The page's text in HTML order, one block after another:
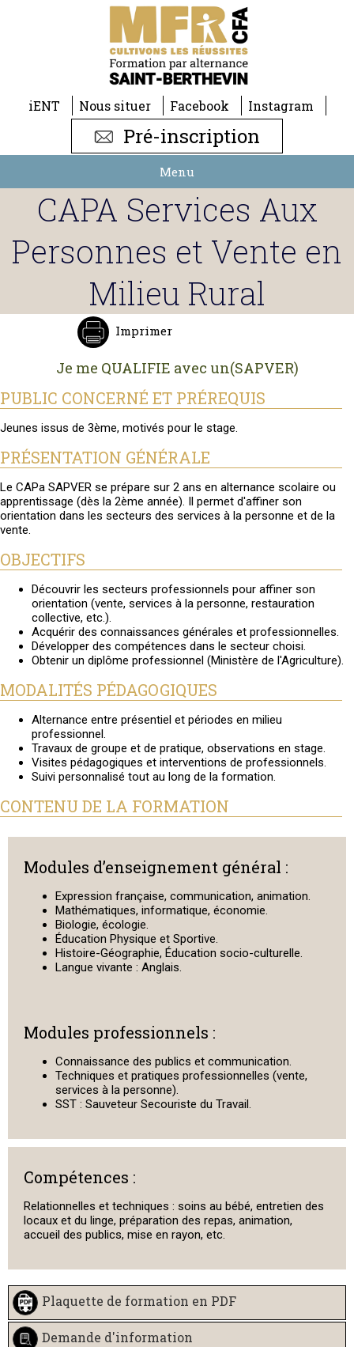
iENT Nous situer Facebook Instagram
Pré-inscription
Menu
CAPA Services Aux
Personnes et Vente en
Milieu Rural
Imprimer
Je me QUALIFIE avec un(SAPVER)
PUBLIC CONCERNÉ ET PRÉREQUIS
Jeunes issus de 3ème, motivés pour le stage.
PRÉSENTATION GÉNÉRALE
Le CAPa SAPVER se prépare sur 2 ans en alternance scolaire ou
apprentissage (dès la 2ème année). Il permet d'affiner son
orientation dans les secteurs des services à la personne et de la
vente.
OBJECTIFS
Découvrir les secteurs professionnels pour affiner son
orientation (vente, services à la personne, restauration
collective, etc.).
Acquérir des connaissances générales et professionnelles.
Développer des compétences dans le secteur choisi.
Obtenir un diplôme professionnel (Ministère de l'Agriculture).
MODALITÉS PÉDAGOGIQUES
Alternance entre présentiel et périodes en milieu
professionnel.
Travaux de groupe et de pratique, observations en stage.
Visites pédagogiques et interventions de professionnels.
Suivi personnalisé tout au long de la formation.
CONTENU DE LA FORMATION
Modules d’enseignement général :
Expression française, communication, animation.
Mathématiques, informatique, économie.
Biologie, écologie.
Éducation Physique et Sportive.
Histoire-Géographie, Éducation socio-culturelle.
Langue vivante : Anglais.
Modules professionnels :
Connaissance des publics et communication.
Techniques et pratiques professionnelles (vente,
services à la personne).
SST : Sauveteur Secouriste du Travail.
Compétences :
Relationnelles et techniques : soins au bébé, entretien des
locaux et du linge, préparation des repas, animation,
accueil des publics, mise en rayon, etc.
Plaquette de formation en PDF
Demande d'information